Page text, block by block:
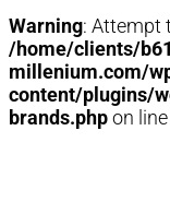
Warning: Attempt
/home/clients/
millenium.com/
content/plugins/
brands.phpon line